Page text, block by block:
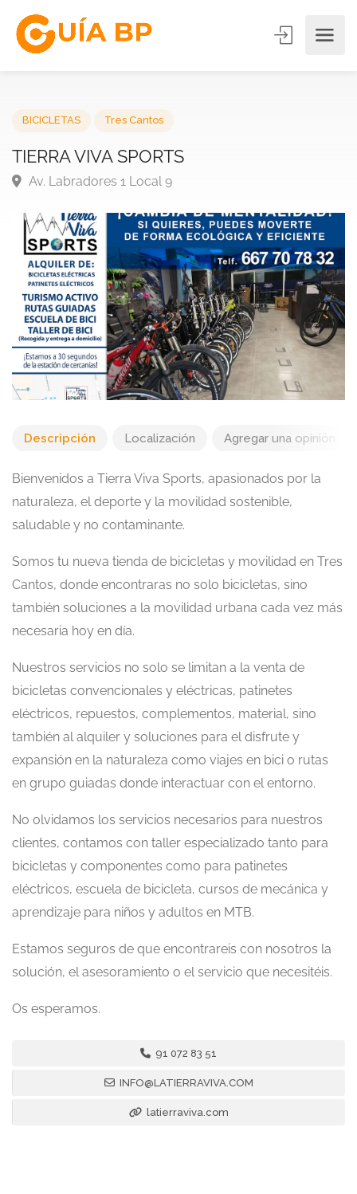
TIERRA VIVA SPORTS
Descripción Localización Agregar una opinión
Bienvenidos a Tierra Viva Sports, apasionados por la
naturaleza, el deporte y la movilidad sostenible,
saludable y no contaminante.
Somos tu nueva tienda de bicicletas y movilidad en Tres
Cantos, donde encontraras no solo bicicletas, sino
también soluciones a la movilidad urbana cada vez más
necesaria hoy en día.
Nuestros servicios no solo se limitan a la venta de
bicicletas convencionales y eléctricas, patinetes
eléctricos, repuestos, complementos, material, sino
también al alquiler y soluciones para el disfrute y
expansión en la naturaleza como viajes en bici o rutas
en grupo guiadas donde interactuar con el entorno.
No olvidamos los servicios necesarios para nuestros
clientes, contamos con taller especializado tanto para
bicicletas y componentes como para patinetes
eléctricos, escuela de bicicleta, cursos de mecánica y
aprendizaje para niños y adultos en MTB.
Estamos seguros de que encontrareis con nosotros la
solución, el asesoramiento o el servicio que necesitéis.
Os esperamos.
91 072 83 51
INFO@LATIERRAVIVA.COM
latierraviva.com